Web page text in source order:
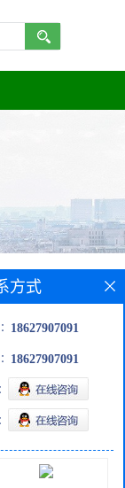
> 硫酸铯
方式
18627907091
18627907091